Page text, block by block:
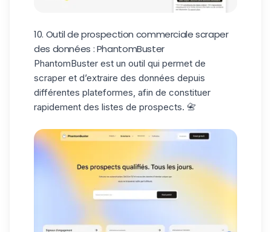
10. Outil de prospection commerciale scraper
des données : PhantomBuster
PhantomBuster est un outil qui permet de
scraper et d’extraire des données depuis
différentes plateformes, afin de constituer
rapidement des listes de prospects. 📇